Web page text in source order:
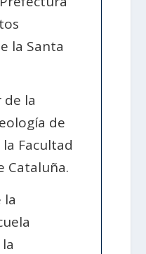
la Santa
de la
de
Facultad
Cataluña.
la